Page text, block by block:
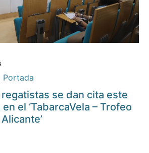
Portada
se dan cita este
el ‘TabarcaVela – Trofeo